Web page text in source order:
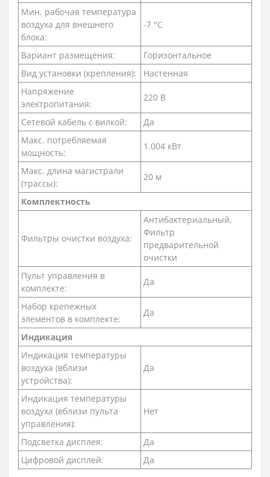
Мин. рабочая температура
воздуха для внешнего
блока:
-7 °С
Вариант размещения:
Горизонтальное
Вид установки (крепления):
Настенная
Напряжение
электропитания:
220 В
Сетевой кабель с вилкой:
Да
Макс. потребляемая
мощность:
1.004 кВт
Макс. длина магистрали
(трассы):
20 м
Комплектность
Фильтры очистки воздуха:
Антибактериальный,
Фильтр
предварительной
очистки
Пульт управления в
комплекте:
Да
Набор крепежных
элементов в комплекте:
Да
Индикация
Индикация температуры
воздуха (вблизи
устройства):
Да
Индикация температуры
воздуха (вблизи пульта
управления):
Нет
Подсветка дисплея:
Да
Цифровой дисплей:
Да